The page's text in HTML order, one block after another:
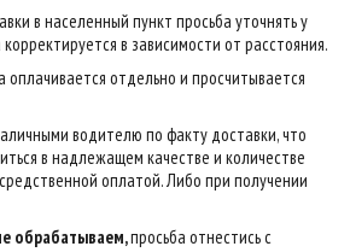
в населенный пункт просьба уточнять у
в зависимости от расстояния.
оплачивается отдельно и просчитывается
водителю по факту доставки, что
в надлежащем качестве и количестве
оплатой. Либо при получении
обрабатываем,просьба отнестись с